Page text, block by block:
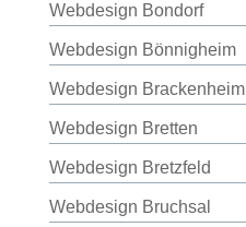
Webdesign Bondorf
Webdesign Bönnigheim
Webdesign Brackenheim
Webdesign Bretten
Webdesign Bretzfeld
Webdesign Bruchsal